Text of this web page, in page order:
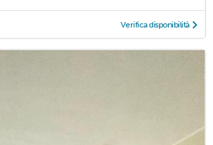
Verifica disponibilità